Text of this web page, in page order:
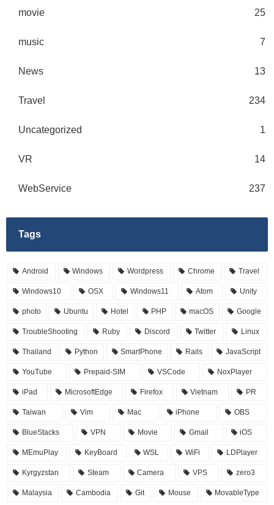
movie 25
music 7
News 13
Travel 234
Uncategorized 1
VR 14
WebService 237
Tags
Android Windows Wordpress Chrome Travel
Windows10 OSX Windows11 Atom Unity
photo Ubuntu Hotel PHP macOS Google
TroubleShooting Ruby Discord Twitter Linux
Thailand Python SmartPhone Rails JavaScript
YouTube Prepaid-SIM VSCode NoxPlayer
iPad MicrosoftEdge Firefox Vietnam PR
Taiwan Vim Mac iPhone OBS
BlueStacks VPN Movie Gmail iOS
MEmuPlay KeyBoard WSL WiFi LDPlayer
Kyrgyzstan Steam Camera VPS zero3
Malaysia Cambodia Git Mouse MovableType